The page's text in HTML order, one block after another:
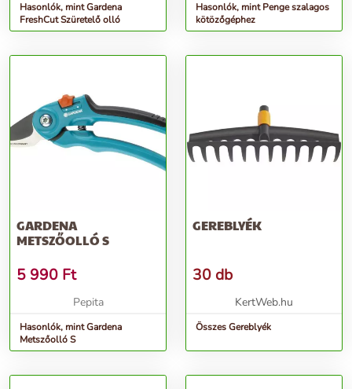
Hasonlók, mint Gardena
FreshCut Szüretelő olló
Hasonlók, mint Penge szalagos
kötözőgéphez
GARDENA
METSZŐOLLÓ S
5 990 Ft
Pepita
Hasonlók, mint Gardena
Metszőolló S
GEREBLYÉK
30 db
KertWeb.hu
Összes Gereblyék